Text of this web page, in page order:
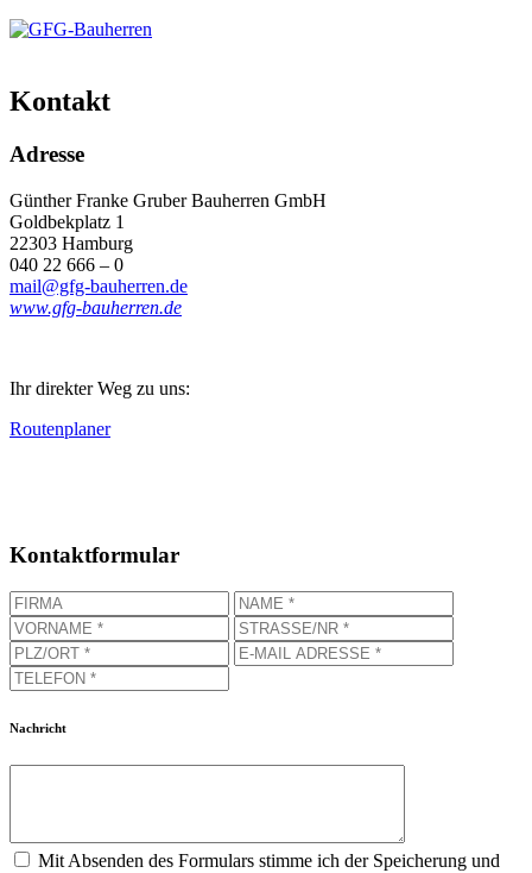
Kontakt
Adresse
Günther Franke Gruber Bauherren GmbH
Goldbekplatz 1
22303 Hamburg
040 22 666 – 0
mail@gfg-bauherren.de
www.gfg-bauherren.de
Ihr direkter Weg zu uns:
Routenplaner
Kontaktformular
Nachricht
Mit Absenden des Formulars stimme ich der Speicherung und